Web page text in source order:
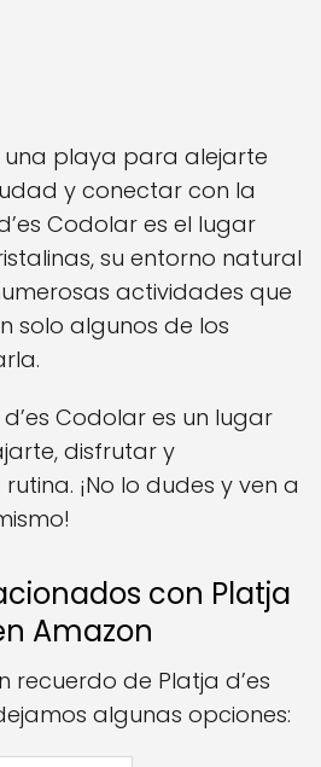
una playa para alejarte
y conectar con la
Codolar es el lugar
su entorno natural
actividades que
solo algunos de los
Codolar es un lugar
disfrutar y
¡No lo dudes y ven a
con Platja
Amazon
recuerdo de Platja d’es
algunas opciones: